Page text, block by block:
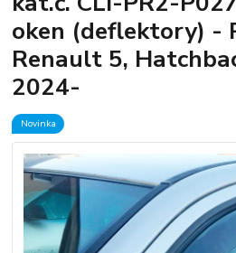
oken (deflektory) -
Renault 5,
2024-
Novinka